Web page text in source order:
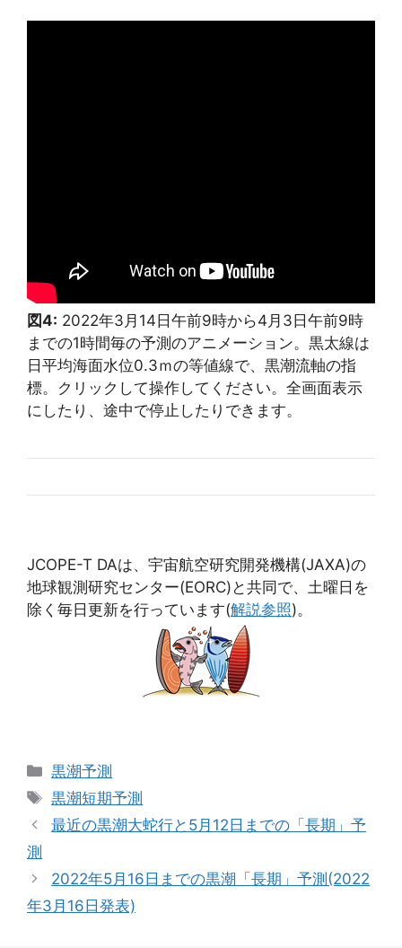
図4: 2022年3月14日午前9時から4月3日午前9時
までの1時間毎の予測のアニメーション。黒太線は
日平均海面水位0.3ｍの等値線で、黒潮流軸の指
標。クリックして操作してください。全画面表示
にしたり、途中で停止したりできます。
JCOPE-T DAは、宇宙航空研究開発機構(JAXA)の
地球観測研究センター(EORC)と共同で、土曜日を
除く毎日更新を行っています(解説参照)。
カ
テ
ゴ
リ
黒潮予測
タ
グ
黒潮短期予測
最近の黒潮大蛇行と5月12日までの「長期」予
測
2022年5月16日までの黒潮「長期」予測(2022
年3月16日発表)